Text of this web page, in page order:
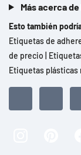
Más acerca de
Esto también
Etiquetas de
de precio
Etiquetas